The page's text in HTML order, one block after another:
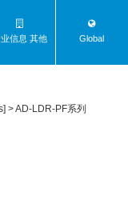
信息 其他 Global
>AD-LDR-PF系列